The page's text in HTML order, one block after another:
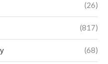
(26)
(817)
(68)